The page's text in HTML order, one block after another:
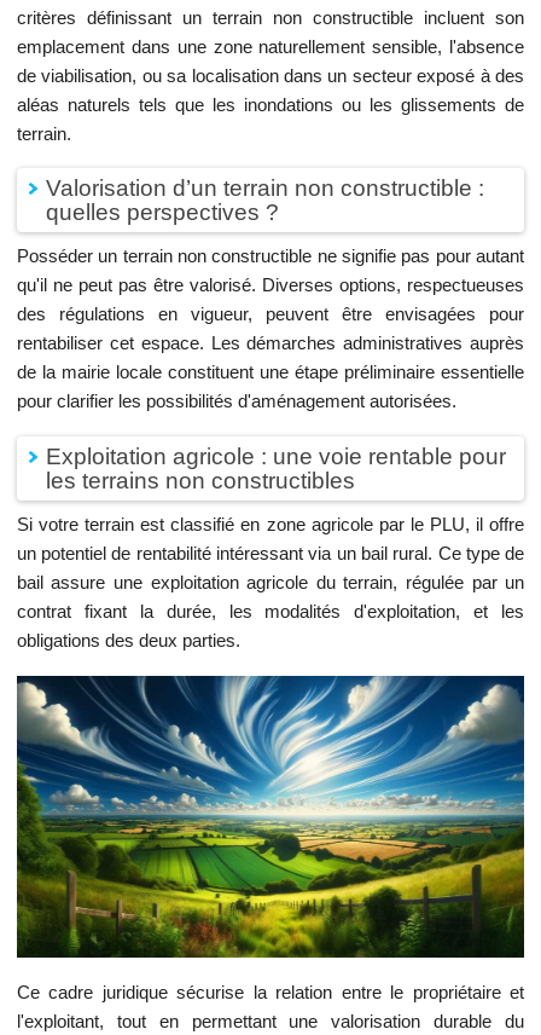
critères définissant un terrain non constructible incluent son
emplacement dans une zone naturellement sensible, l'absence
de viabilisation, ou sa localisation dans un secteur exposé à des
aléas naturels tels que les inondations ou les glissements de
terrain.
Valorisation d’un terrain non constructible :
quelles perspectives ?
Posséder un terrain non constructible ne signifie pas pour autant
qu'il ne peut pas être valorisé. Diverses options, respectueuses
des régulations en vigueur, peuvent être envisagées pour
rentabiliser cet espace. Les démarches administratives auprès
de la mairie locale constituent une étape préliminaire essentielle
pour clarifier les possibilités d'aménagement autorisées.
Exploitation agricole : une voie rentable pour
les terrains non constructibles
Si votre terrain est classifié en zone agricole par le PLU, il offre
un potentiel de rentabilité intéressant via un bail rural. Ce type de
bail assure une exploitation agricole du terrain, régulée par un
contrat fixant la durée, les modalités d'exploitation, et les
obligations des deux parties.
Ce cadre juridique sécurise la relation entre le propriétaire et
l'exploitant, tout en permettant une valorisation durable du